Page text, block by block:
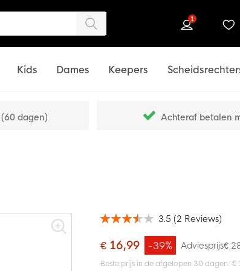
1
Kids Dames Keepers
dagen) Achteraf betalen
Waardering: 3.5 (2 Reviews)
€ 16,99 Adviesprijs€
-39%
Beste prijs in de afgelopen 30 dagen: €